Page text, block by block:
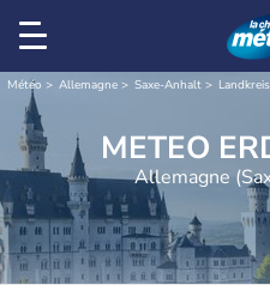
Météo Allemagne Saxe-Anhalt
Allemagne